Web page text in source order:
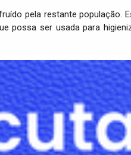
pela restante população.
possa ser usada para